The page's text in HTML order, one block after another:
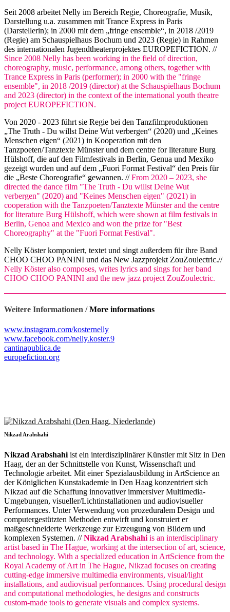
Seit 2008 arbeitet Nelly im Bereich Regie, Choreografie, Musik,
Darstellung u.a. zusammen mit Trance Express in Paris
(Darstellerin); in 2000 mit dem „fringe ensemble“, in 2018 /2019
(Regie) am Schauspielhaus Bochum und 2023 (Regie) in Rahmen
des internationalen Jugendtheaterprojektes EUROPEFICTION. //
Since 2008 Nelly has been working in the field of direction,
choreography, music, performance, among others, together with
Trance Express in Paris (performer); in 2000 with the "fringe
ensemble", in 2018 /2019 (director) at the Schauspielhaus Bochum
and 2023 (director) in the context of the international youth theatre
project EUROPEFICTION.
Von 2020 - 2023 führt sie Regie bei den Tanzfilmproduktionen
„The Truth - Du willst Deine Wut verbergen“ (2020) und „Keines
Menschen eigen“ (2021) in Kooperation mit den
Tanzpoeten/Tanztexte Münster und dem centre for literature Burg
Hülshoff, die auf den Filmfestivals in Berlin, Genua und Mexiko
gezeigt wurden und auf dem „Fuori Format Festival“ den Preis für
die „Beste Choreografie“ gewannen. //From 2020 – 2023, she
directed the dance film "The Truth - Du willst Deine Wut
verbergen" (2020) and "Keines Menschen eigen" (2021) in
cooperation with the Tanzpoeten/Tanztexte Münster and the centre
for literature Burg Hülshoff, which were shown at film festivals in
Berlin, Genoa and Mexico and won the prize for "Best
Choreography" at the "Fuori Format Festival".
Nelly Köster komponiert, textet und singt außerdem für ihre Band
CHOO CHOO PANINI und das New Jazzprojekt ZouZoulectric.//
Nelly Köster also composes, writes lyrics and sings for her band
CHOO CHOO PANINI and the new jazz project ZouZoulectric.
Weitere Informationen /More informations
www.instagram.com/kosternelly
www.facebook.com/nelly.koster.9
cantinapublica.de
europefiction.org
Nikzad Arabshahi
Nikzad Arabshahi ist ein interdisziplinärer Künstler mit Sitz in Den
Haag, der an der Schnittstelle von Kunst, Wissenschaft und
Technologie arbeitet. Mit einer Spezialausbildung in ArtScience an
der Königlichen Kunstakademie in Den Haag konzentriert sich
Nikzad auf die Schaffung innovativer immersiver Multimedia-
Umgebungen, visueller/Lichtinstallationen und audiovisueller
Performances. Unter Verwendung von prozeduralem Design und
computergestützten Methoden entwirft und konstruiert er
maßgeschneiderte Werkzeuge zur Erzeugung von Bildern und
komplexen Systemen. //Nikzad Arabshahi is an interdisciplinary
artist based in The Hague, working at the intersection of art, science,
and technology. With a specialized education in ArtScience from the
Royal Academy of Art in The Hague, Nikzad focuses on creating
cutting-edge immersive multimedia environments, visual/light
installations, and audiovisual performances. Using procedural design
and computational methodologies, he designs and constructs
custom-made tools to generate visuals and complex systems.